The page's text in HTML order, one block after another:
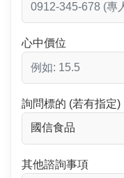
心中價位
詢問標的 (若有指定)
其他諮詢事項